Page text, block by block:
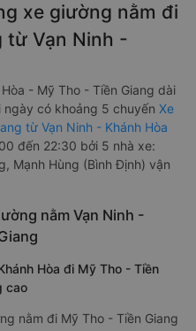
xe giường nằm đi
từ Vạn Ninh -
- Mỹ Tho - Tiền Giang dài
ngày có khoảng 5 chuyến Xe
từ Vạn Ninh - Khánh Hòa
đến 22:30 bởi 5 nhà xe:
Mạnh Hùng (Bình Định) vận
nằm Vạn Ninh -
Hòa đi Mỹ Tho - Tiền
cao
nằm đi Mỹ Tho - Tiền Giang